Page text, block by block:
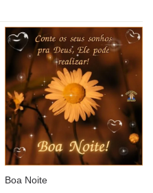
Boa Noite